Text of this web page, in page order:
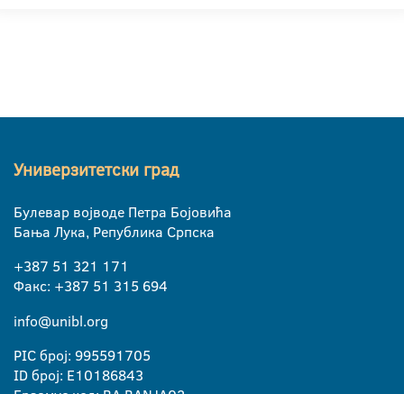
Универзитетски град
Булевар војводе Петра Бојовића
Бања Лука, Република Српска
+387 51 321 171
Факс: +387 51 315 694
info@unibl.org
PIC број: 995591705
ID број: E10186843